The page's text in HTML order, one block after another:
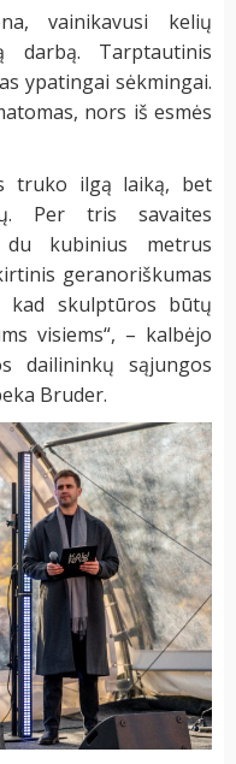
vainikavusi kelių
darbą. Tarptautinis
ypatingai sėkmingai.
nors iš esmės
truko ilgą laiką, bet
Per tris savaites
kubinius metrus
geranoriškumas
kad skulptūros būtų
visiems“, – kalbėjo
dailininkų sąjungos
Bruder.